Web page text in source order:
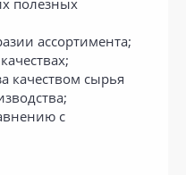
ассортимента;
качеством сырья
с